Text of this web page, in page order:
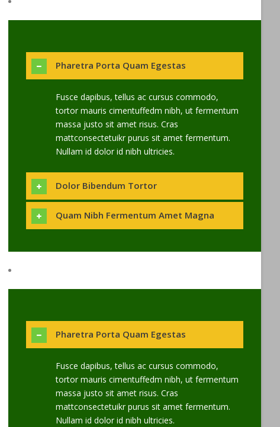
Pharetra Porta Quam Egestas
Fusce dapibus, tellus ac cursus commodo,
tortor mauris cimentuffedm nibh, ut fermentum
massa justo sit amet risus. Cras
mattconsectetuikr purus sit amet fermentum.
Nullam id dolor id nibh ultricies.
Dolor Bibendum Tortor
Quam Nibh Fermentum Amet Magna
Pharetra Porta Quam Egestas
Fusce dapibus, tellus ac cursus commodo,
tortor mauris cimentuffedm nibh, ut fermentum
massa justo sit amet risus. Cras
mattconsectetuikr purus sit amet fermentum.
Nullam id dolor id nibh ultricies.